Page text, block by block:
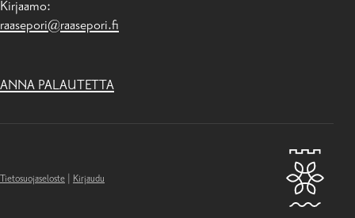
Kirjaamo:
raasepori@raasepori.fi
ANNA PALAUTETTA
Tietosuojaseloste Kirjaudu